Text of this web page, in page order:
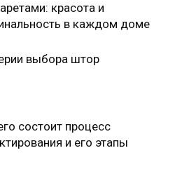
красота и
в каждом доме
выбора штор
состоит процесс
и его этапы